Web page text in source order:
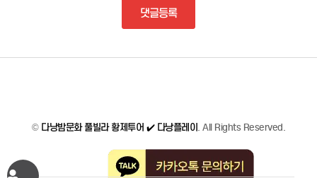
댓글등록
© 다낭밤문화 풀빌라 황제투어 ✔️ 다낭플레이 . All Rights Reserved.